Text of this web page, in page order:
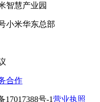
智慧产业园
小米华东总部
合作
17017388号-1营业执照